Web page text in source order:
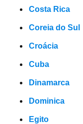
Costa Rica
Coreia do Sul
Croácia
Cuba
Dinamarca
Dominica
Egito